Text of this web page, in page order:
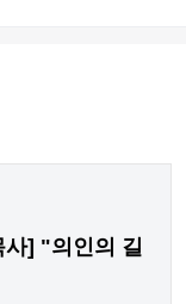
사] "의인의 길